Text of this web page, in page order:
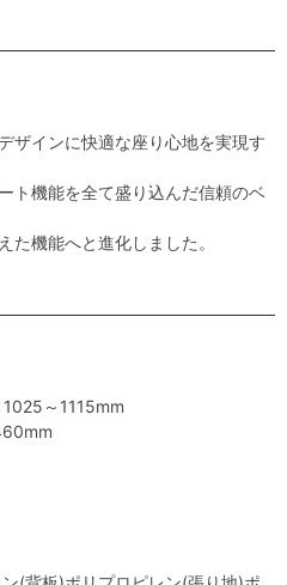
ザインに快適な座り心地を実現す
ト機能を全て盛り込んだ信頼のベ
た機能へと進化しました。
～1115mm